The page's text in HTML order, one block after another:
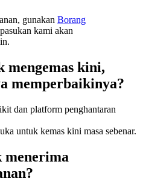
gunakan Borang
kami akan
mengemas kini,
memperbaikinya?
dan platform penghantaran
untuk kemas kini masa sebenar.
menerima